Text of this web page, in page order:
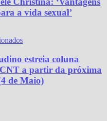
a vida sexual’
estreia coluna
a partir da próxima
de Maio)